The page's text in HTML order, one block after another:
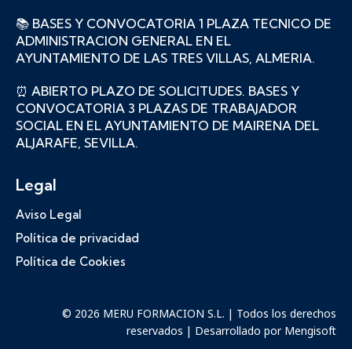
📚 BASES Y CONVOCATORIA 1 PLAZA TECNICO DE
ADMINISTRACION GENERAL EN EL
AYUNTAMIENTO DE LAS TRES VILLAS, ALMERIA.
⏰ ABIERTO PLAZO DE SOLICITUDES. BASES Y
CONVOCATORIA 3 PLAZAS DE TRABAJADOR
SOCIAL EN EL AYUNTAMIENTO DE MAIRENA DEL
ALJARAFE, SEVILLA.
Legal
Aviso Legal
Política de privacidad
Política de Cookies
© 2026 MERU FORMACION S.L. | Todos los derechos
reservados | Desarrollado por Mengisoft